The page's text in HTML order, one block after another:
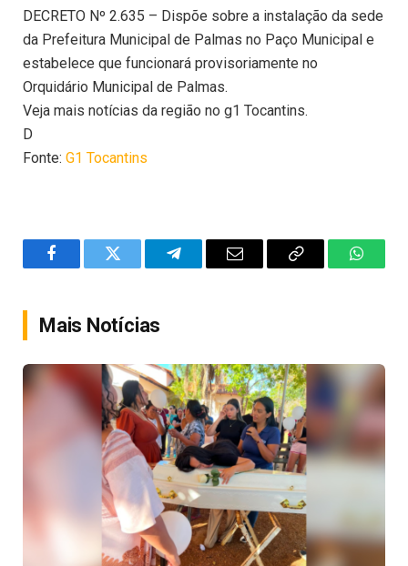
DECRETO Nº 2.635 – Dispõe sobre a instalação da sede
da Prefeitura Municipal de Palmas no Paço Municipal e
estabelece que funcionará provisoriamente no
Orquidário Municipal de Palmas.
Veja mais notícias da região no g1 Tocantins.
D
Fonte: G1 Tocantins
FacebookTwitter TelegramEmail
Copy
Mais Notícias